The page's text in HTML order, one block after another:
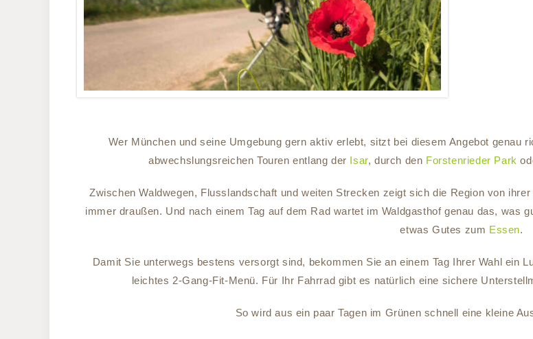
Wer München und seine Umgebung gern aktiv erlebt, sitzt bei diesem Angebot genau
abwechslungsreichen Touren entlang der Isar, durch den Forstenrieder Park
Zwischen Waldwegen, Flusslandschaft und weiten Strecken zeigt sich die Region von
immer draußen. Und nach einem Tag auf dem Rad wartet im Waldgasthof genau das, was
etwas Gutes zum Essen.
Damit Sie unterwegs bestens versorgt sind, bekommen Sie an einem Tag Ihrer Wahl ein
leichtes 2-Gang-Fit-Menü. Für Ihr Fahrrad gibt es natürlich eine sichere
So wird aus ein paar Tagen im Grünen schnell eine kleine